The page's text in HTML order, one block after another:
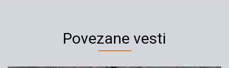
Povezane vesti